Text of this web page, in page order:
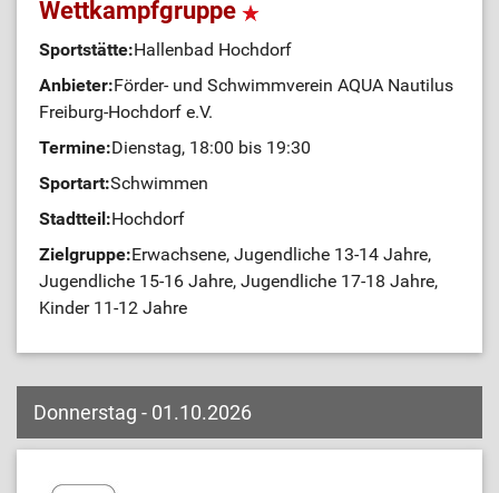
Wettkampfgruppe
Sportstätte:Hallenbad Hochdorf
Anbieter:Förder- und Schwimmverein AQUA Nautilus
Freiburg-Hochdorf e.V.
Termine:Dienstag, 18:00 bis 19:30
Sportart:Schwimmen
Stadtteil:Hochdorf
Zielgruppe:Erwachsene, Jugendliche 13-14 Jahre,
Jugendliche 15-16 Jahre, Jugendliche 17-18 Jahre,
Kinder 11-12 Jahre
Donnerstag - 01.10.2026